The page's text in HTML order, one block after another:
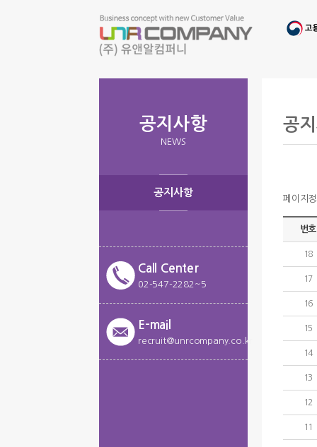
공지사항
NEWS
공지사항
Call Center
02-547-2282~5
E-mail
recruit@unrcompany.co.kr
공
페이지
번호
18
17
16
15
14
13
12
11